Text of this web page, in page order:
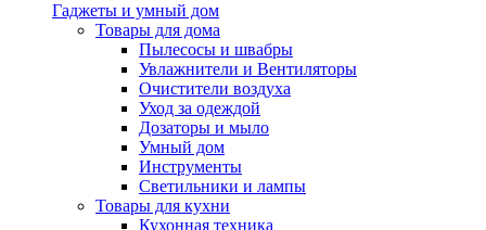
Гаджеты и умный дом
Товары для дома
Пылесосы и швабры
Увлажнители и Вентиляторы
Очистители воздуха
Уход за одеждой
Дозаторы и мыло
Умный дом
Инструменты
Светильники и лампы
Товары для кухни
Кухонная техника